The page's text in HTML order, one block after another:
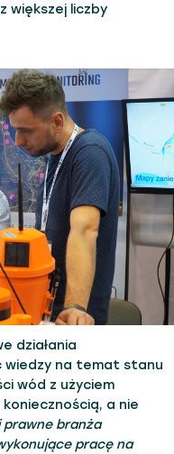
większej liczby
działania
wiedzy na temat stanu
wód z użyciem
a nie
prawne branża
pracę na